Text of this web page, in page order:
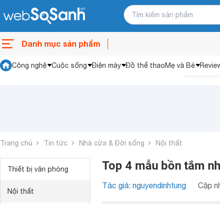
Danh mục sản phẩm
Công nghệ Cuộc sống Điện máy Đồ thể thaoMẹ và Bé
Trang chủ Tin tức Nhà cửa & Đời sống Nội thất
Thiết bị văn phòng
Nội thất
Top 4 mẫu bồn tắm
Tác giả: nguyendinhtung Cập